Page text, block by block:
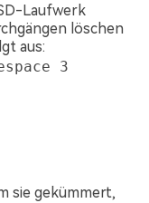
Laufwerk
löschen
aus:
3
sie gekümmert,